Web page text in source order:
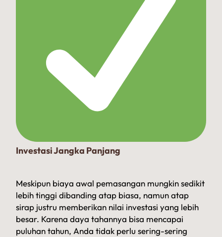
Investasi Jangka Panjang
Meskipun biaya awal pemasangan mungkin sedikit
lebih tinggi dibanding atap biasa, namun atap
sirap justru memberikan nilai investasi yang lebih
besar. Karena daya tahannya bisa mencapai
puluhan tahun, Anda tidak perlu sering-sering